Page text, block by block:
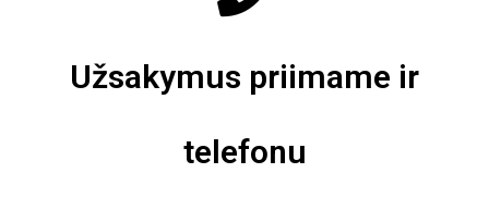
Užsakymus priimame ir
telefonu